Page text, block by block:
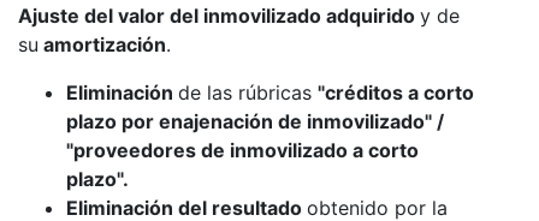
Ajuste del valor del inmovilizado adquirido y de
su amortización.
Eliminación de las rúbricas "créditos a corto
plazo por enajenación de inmovilizado" /
"proveedores de inmovilizado a corto
plazo".
Eliminación del resultado obtenido por la